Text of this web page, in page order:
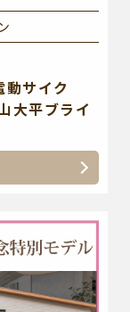
動サイク
大平ブライ